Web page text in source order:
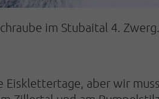
im Stubaital 4.
aber wir